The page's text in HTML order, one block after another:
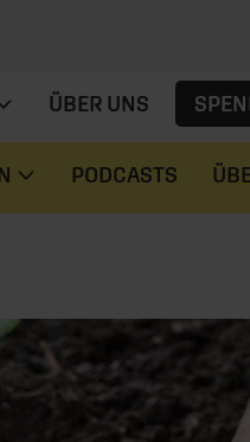
ÜBER UNS
PODCASTS